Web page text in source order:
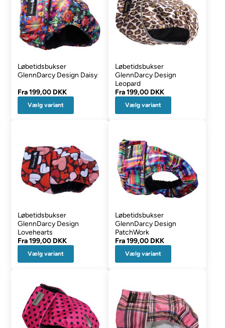
Løbetidsbukser
GlennDarcy Design Daisy
Fra199,00 DKK
Vælg variant
Løbetidsbukser
GlennDarcy Design
Leopard
Fra199,00 DKK
Vælg variant
Løbetidsbukser
GlennDarcy Design
Lovehearts
Fra199,00 DKK
Vælg variant
Løbetidsbukser
GlennDarcy Design
PatchWork
Fra199,00 DKK
Vælg variant